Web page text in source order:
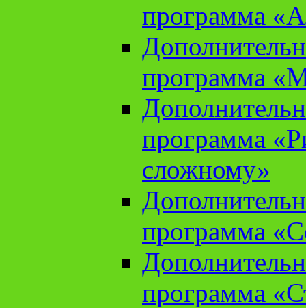
программа
программа
программа
сложному»
программа
программа